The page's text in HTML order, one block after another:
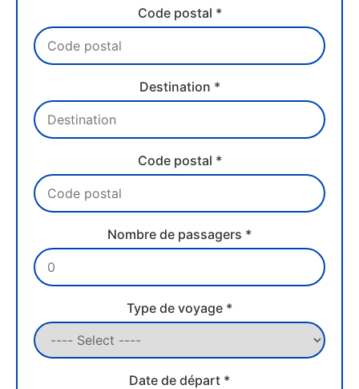
Code postal *
Destination *
Code postal *
Nombre de passagers *
Type de voyage *
Date de départ *